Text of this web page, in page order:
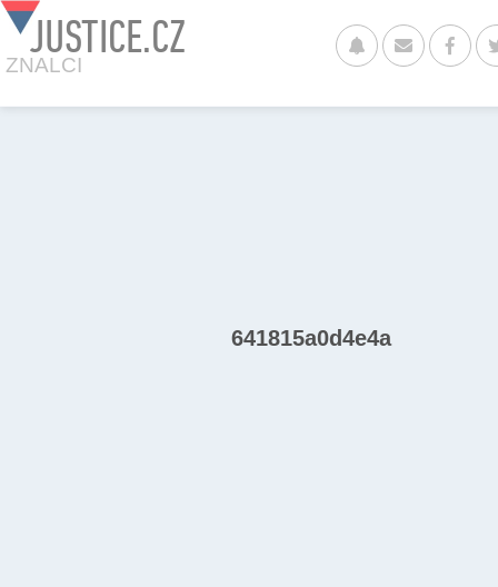
JUSTICE.CZ
ZNALCI
641815a0d4e4a